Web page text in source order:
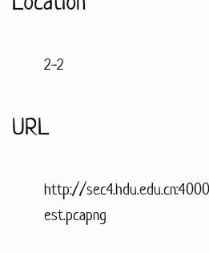
2-2
URL
http://
est.pcapng